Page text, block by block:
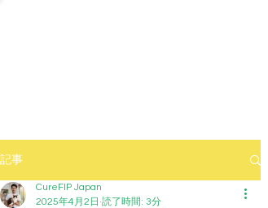
記事
CureFIP Japan
2025年4月2日 読了時間: 3分